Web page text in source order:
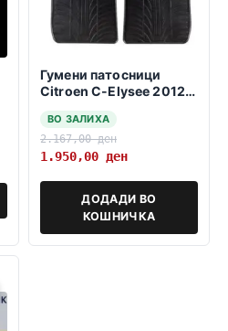
Гумени патосници
Citroen C-Elysee 2012-
ВО ЗАЛИХА
2.167,00ден
1.950,00 ден
ДОДАДИ ВО
КОШНИЧКА